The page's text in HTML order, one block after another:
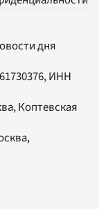
дня
ИНН
Коптевская
,